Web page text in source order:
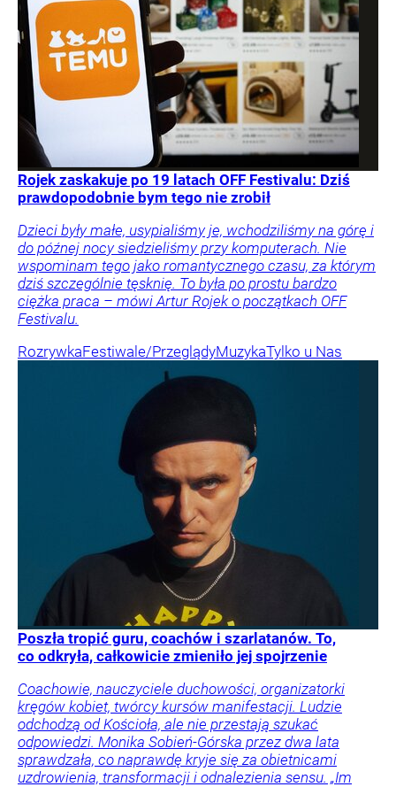
Rojek zaskakuje po 19 latach OFF Festivalu: Dziś
prawdopodobnie bym tego nie zrobił
Dzieci były małe, usypialiśmy je, wchodziliśmy na górę i
do późnej nocy siedzieliśmy przy komputerach. Nie
wspominam tego jako romantycznego czasu, za którym
dziś szczególnie tęsknię. To była po prostu bardzo
ciężka praca – mówi Artur Rojek o początkach OFF
Festivalu.
RozrywkaFestiwale/PrzeglądyMuzykaTylko u Nas
Poszła tropić guru, coachów i szarlatanów. To,
co odkryła, całkowicie zmieniło jej spojrzenie
Coachowie, nauczyciele duchowości, organizatorki
kręgów kobiet, twórcy kursów manifestacji. Ludzie
odchodzą od Kościoła, ale nie przestają szukać
odpowiedzi. Monika Sobień-Górska przez dwa lata
sprawdzała, co naprawdę kryje się za obietnicami
uzdrowienia, transformacji i odnalezienia sensu. „Im